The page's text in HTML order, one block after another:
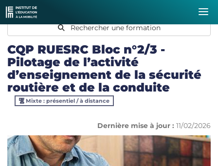
Rechercher une formation
CQP RUESRC Bloc n°2/3 -
Pilotage de l’activité
d’enseignement de la sécurité
routière et de la conduite
Mixte : présentiel / à distance
Dernière mise à jour : 11/02/2026